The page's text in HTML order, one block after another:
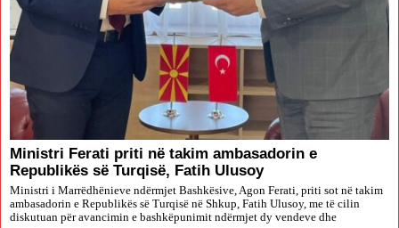
Ministri Ferati priti në takim ambasadorin e
Republikës së Turqisë, Fatih Ulusoy
Ministri i Marrëdhënieve ndërmjet Bashkësive, Agon Ferati, priti sot në takim
ambasadorin e Republikës së Turqisë në Shkup, Fatih Ulusoy, me të cilin
diskutuan për avancimin e bashkëpunimit ndërmjet dy vendeve dhe